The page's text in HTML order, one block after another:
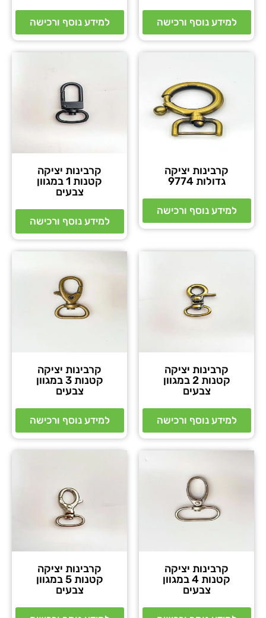
למידע נוסף ורכישה למידע נוסף ורכישה
קרבינות יציקה
גדולות 9774
למידע נוסף ורכישה
קרבינות יציקה
קטנות 1 במגוון
צבעים
למידע נוסף ורכישה
קרבינות יציקה
קטנות 2 במגוון
צבעים
למידע נוסף ורכישה
קרבינות יציקה
קטנות 3 במגוון
צבעים
למידע נוסף ורכישה
קרבינות יציקה
קטנות 4 במגוון
צבעים
קרבינות יציקה
קטנות 5 במגוון
צבעים